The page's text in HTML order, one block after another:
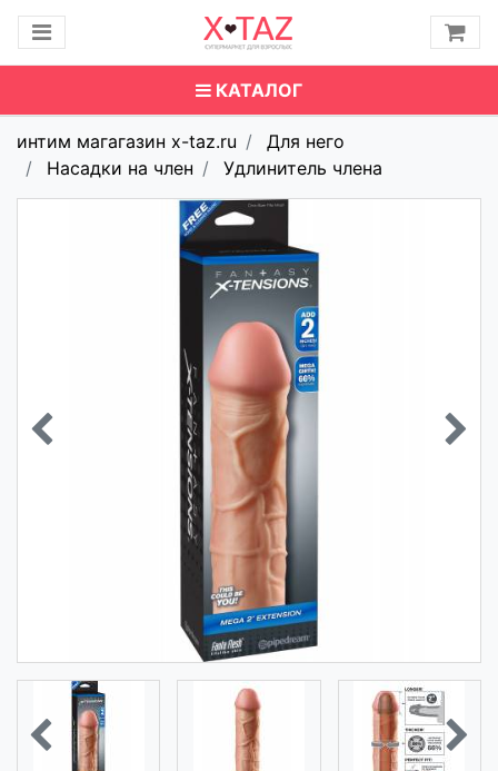
КАТАЛОГ
интим магагазин x-taz.ru
Для него
Насадки на член
Удлинитель члена